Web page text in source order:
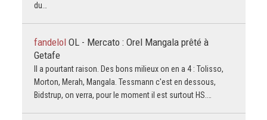
du…
fandelol OL - Mercato : Orel Mangala prêté à
Getafe
Il a pourtant raison. Des bons milieux on en a 4 : Tolisso,
Morton, Merah, Mangala. Tessmann c'est en dessous,
Bidstrup, on verra, pour le moment il est surtout HS.…